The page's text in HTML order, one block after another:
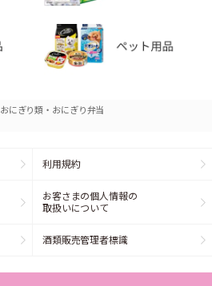
おにぎり類・おにぎり弁当
利用規約
お客さまの個人情報の
取扱いについて
酒類販売管理者標識